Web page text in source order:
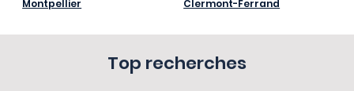
Montpellier
Clermont-Ferrand
Top recherches